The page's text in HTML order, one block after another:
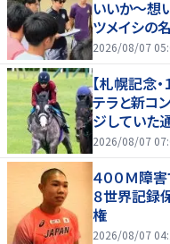
いいか～想
ツメイシの
を引っ張る
2026/08/07
【札幌記念
テラと新コ
ジしていた
2026/08/07
４００Ｍ障
８世界記録
権
2026/08/07